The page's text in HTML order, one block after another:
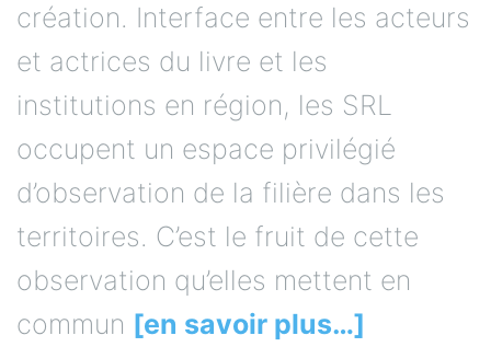
création. Interface entre les acteurs
et actrices du livre et les
institutions en région, les SRL
occupent un espace privilégié
d’observation de la filière dans les
territoires. C’est le fruit de cette
observation qu’elles mettent en
commun [en savoir plus…]